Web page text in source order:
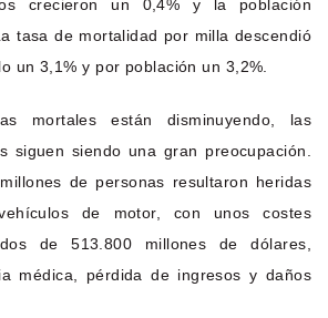
crecieron un 0,4% y la población
tasa de mortalidad por milla descendió
un 3,1% y por población un 3,2%.
mortales están disminuyendo, las
siguen siendo una gran preocupación.
de personas resultaron heridas
de motor, con unos costes
de 513.800 millones de dólares,
médica, pérdida de ingresos y daños